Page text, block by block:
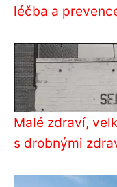
léčba a
Malé zdraví,
s drobnými